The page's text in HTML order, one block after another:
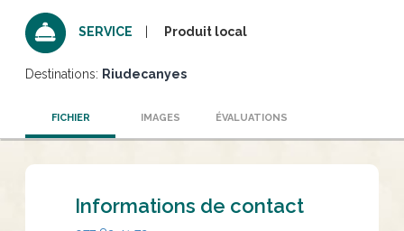
SERVICE Produit local
Destinations: Riudecanyes
FICHIER IMAGES ÉVALUATIONS
Informations de contact